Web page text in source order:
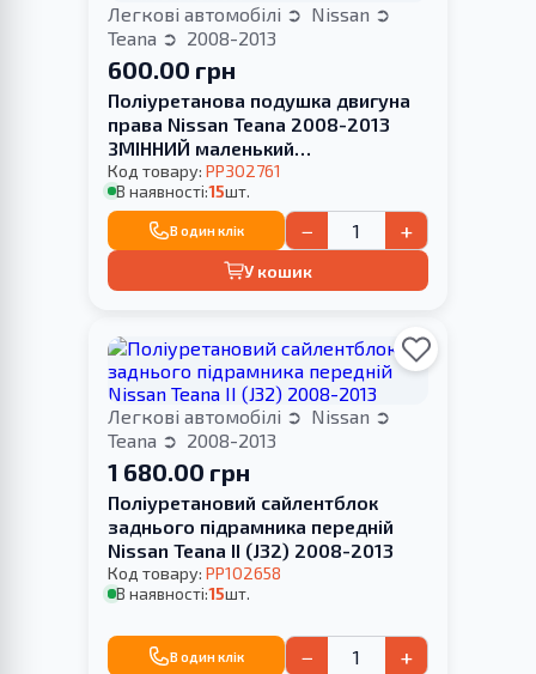
Легкові автомобілі
Nissan
Teana
2008-2013
600.00 грн
Поліуретанова подушка двигуна
права Nissan Teana 2008-2013
ЗМІННИЙ маленький
САЙЛЕНТБЛОК
Код товару: PP302761
В наявності:15шт.
В один клік − +
У кошик
Легкові автомобілі
Nissan
Teana
2008-2013
1 680.00 грн
Поліуретановий cайлентблок
заднього підрамника передній
Nissan Teana II (J32) 2008-2013
Код товару: PP102658
В наявності:15шт.
В один клік − +